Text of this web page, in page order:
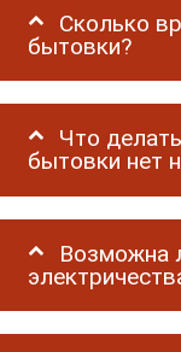
Сколько
бытовки?
Что
бытовки нет
Возможна